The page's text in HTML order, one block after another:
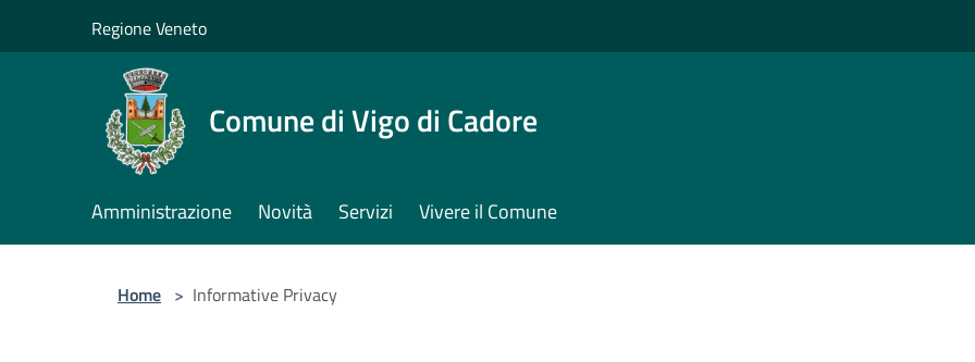
Regione Veneto
Comune di Vigo di Cadore
Amministrazione Novità Servizi Vivere il Comune
Home > Informative Privacy